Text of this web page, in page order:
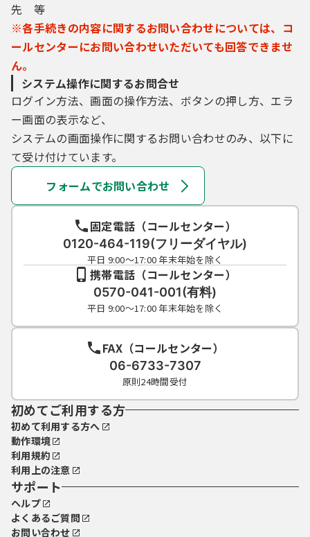
先 等
※各手続きの内容に関するお問い合わせについては、コ
ールセンターにお問い合わせいただいても回答できませ
ん。
システム操作に関するお問合せ
ログイン方法、画面の操作方法、ボタンの押し方、エラ
ー画面の表示など、
システムの画面操作に関するお問い合わせのみ、以下に
て受け付けています。
フォームでお問い合わせ
固定電話（コールセンター）
0120-464-119(フリーダイヤル)
平日 9:00～17:00 年末年始を除く
携帯電話（コールセンター）
0570-041-001(有料)
平日 9:00～17:00 年末年始を除く
FAX（コールセンター）
06-6733-7307
原則24時間受付
初めてご利用する方
初めて利用する方へ
動作環境
利用規約
利用上の注意
サポート
ヘルプ
よくあるご質問
お問い合わせ